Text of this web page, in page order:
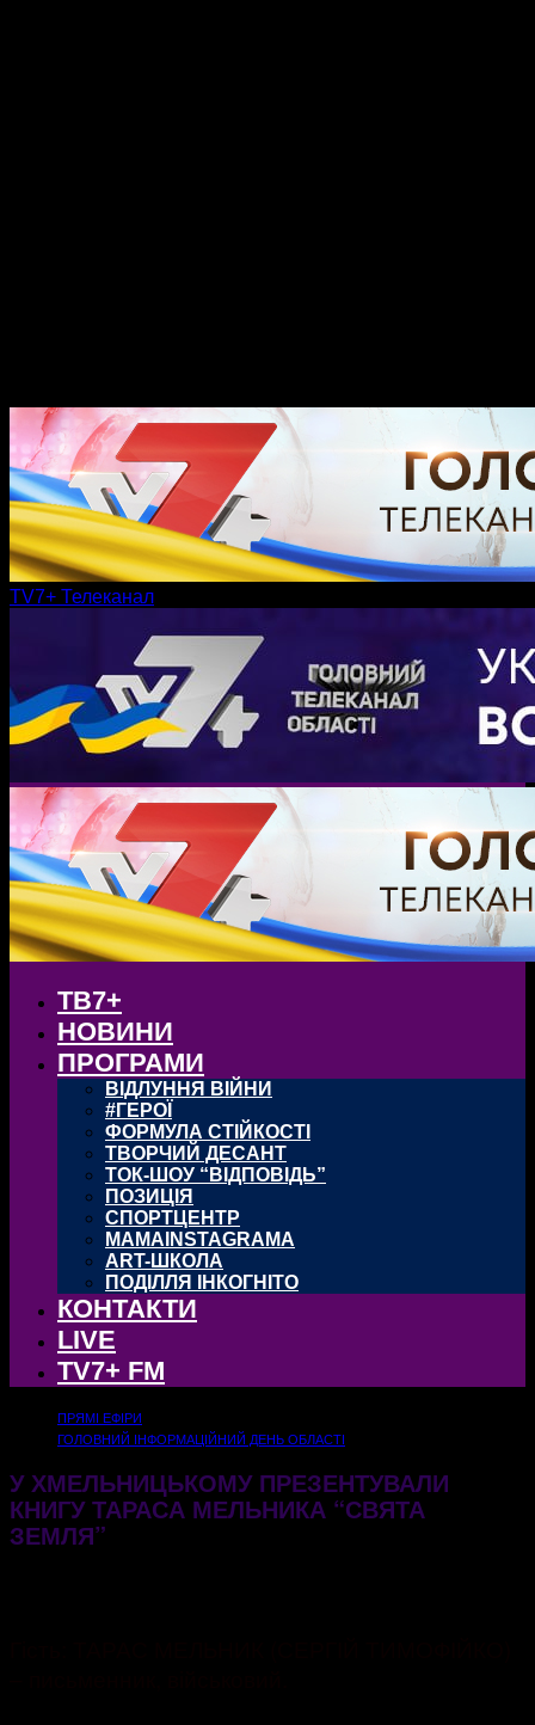
TV7+ Телеканал
ТВ7+
НОВИНИ
ПРОГРАМИ
ВІДЛУННЯ ВІЙНИ
#ГЕРОЇ
ФОРМУЛА СТІЙКОСТІ
ТВОРЧИЙ ДЕСАНТ
ТОК-ШОУ “ВІДПОВІДЬ”
ПОЗИЦІЯ
СПОРТЦЕНТР
MAMAINSTAGRAMA
ART-ШКОЛА
ПОДІЛЛЯ ІНКОГНІТО
КОНТАКТИ
LIVE
TV7+ FM
ПРЯМІ ЕФІРИ
ГОЛОВНИЙ ІНФОРМАЦІЙНИЙ ДЕНЬ ОБЛАСТІ
У ХМЕЛЬНИЦЬКОМУ ПРЕЗЕНТУВАЛИ
КНИГУ ТАРАСА МЕЛЬНИКА “СВЯТА
ЗЕМЛЯ”